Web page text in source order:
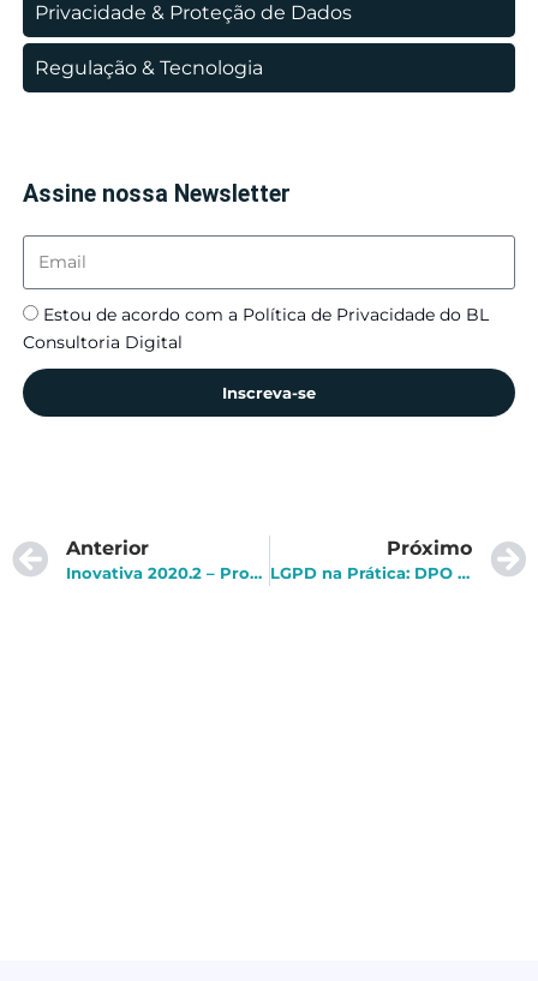
Privacidade & Proteção de Dados
Regulação & Tecnologia
Assine nossa Newsletter
Estou de acordo com a Política de Privacidade do BL
Consultoria Digital
Inscreva-se
Anterior
Inovativa 2020.2 – Programa de aceleração para startups
Próximo
LGPD na Prática: DPO – Quais as responsabilidades do Encarregado de Proteção de Dados?